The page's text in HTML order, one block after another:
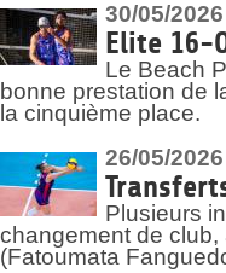
30/05/2026
Elite 16-
Le Beach
bonne prestation de
la cinquième place.
26/05/2026
Plusieurs
changement de
(Fatoumata